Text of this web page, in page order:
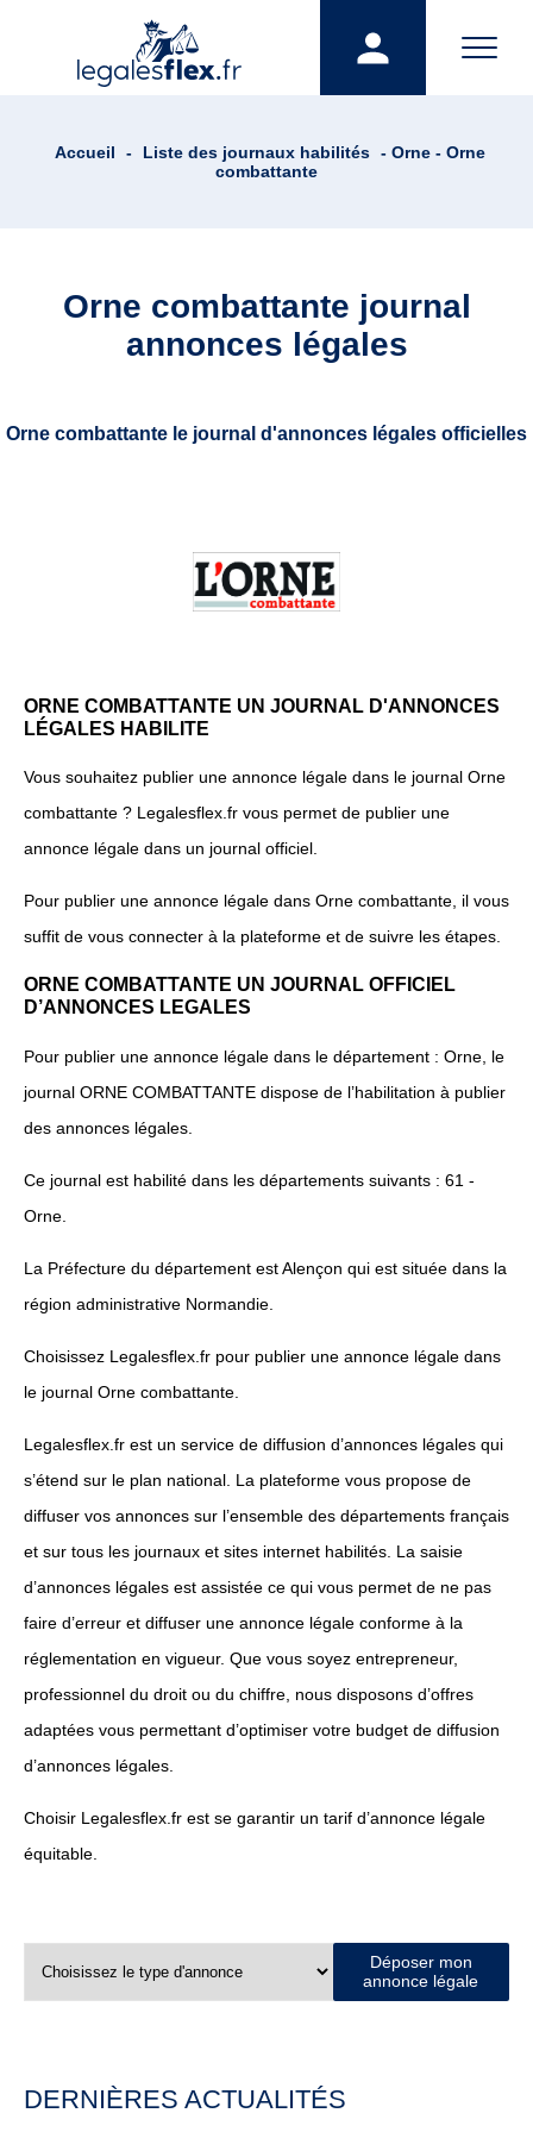
Accueil - Liste des journaux habilités - Orne - Orne
combattante
Orne combattante journal
annonces légales
Orne combattante le journal d'annonces légales officielles
ORNE COMBATTANTE UN JOURNAL D'ANNONCES
LÉGALES HABILITE
Vous souhaitez publier une annonce légale dans le journal Orne
combattante ? Legalesflex.fr vous permet de publier une
annonce légale dans un journal officiel.
Pour publier une annonce légale dans Orne combattante, il vous
suffit de vous connecter à la plateforme et de suivre les étapes.
ORNE COMBATTANTE UN JOURNAL OFFICIEL
D’ANNONCES LEGALES
Pour publier une annonce légale dans le département : Orne, le
journal ORNE COMBATTANTE dispose de l’habilitation à publier
des annonces légales.
Ce journal est habilité dans les départements suivants : 61 -
Orne.
La Préfecture du département est Alençon qui est située dans la
région administrative Normandie.
Choisissez Legalesflex.fr pour publier une annonce légale dans
le journal Orne combattante.
Legalesflex.fr est un service de diffusion d’annonces légales qui
s’étend sur le plan national. La plateforme vous propose de
diffuser vos annonces sur l’ensemble des départements français
et sur tous les journaux et sites internet habilités. La saisie
d’annonces légales est assistée ce qui vous permet de ne pas
faire d’erreur et diffuser une annonce légale conforme à la
réglementation en vigueur. Que vous soyez entrepreneur,
professionnel du droit ou du chiffre, nous disposons d’offres
adaptées vous permettant d’optimiser votre budget de diffusion
d’annonces légales.
Choisir Legalesflex.fr est se garantir un tarif d’annonce légale
équitable.
Déposer mon
annonce légale
DERNIÈRES ACTUALITÉS